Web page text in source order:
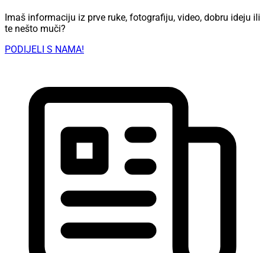
Imaš informaciju iz prve ruke, fotografiju, video, dobru ideju ili
te nešto muči?
PODIJELI S NAMA!